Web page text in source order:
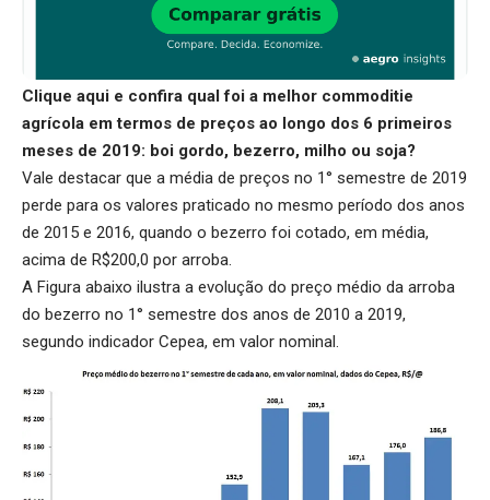
Clique aqui e confira qual foi a melhor commoditie
agrícola em termos de preços ao longo dos 6 primeiros
meses de 2019: boi gordo, bezerro, milho ou soja?
Vale destacar que a média de preços no 1° semestre de 2019
perde para os valores praticado no mesmo período dos anos
de 2015 e 2016, quando o bezerro foi cotado, em média,
acima de R$200,0 por arroba.
A Figura abaixo ilustra a evolução do preço médio da arroba
do bezerro no 1° semestre dos anos de 2010 a 2019,
segundo indicador Cepea, em valor nominal.